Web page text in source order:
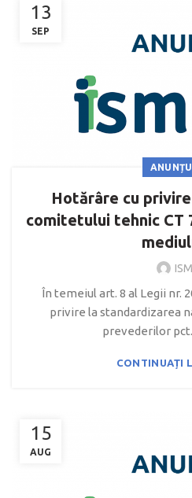
13
SEP
Hotărâre cu
comitetului tehnic CT
ISM
În temeiul art. 8 al Legii nr.
privire la standardizarea
prevederilor pct.
CONTINUAȚI
15
AUG